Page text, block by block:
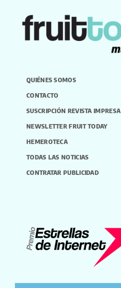
QUIÉNES SOMOS
CONTACTO
SUSCRIPCIÓN REVISTA IMPRESA
NEWSLETTER FRUIT TODAY
HEMEROTECA
TODAS LAS NOTICIAS
CONTRATAR PUBLICIDAD